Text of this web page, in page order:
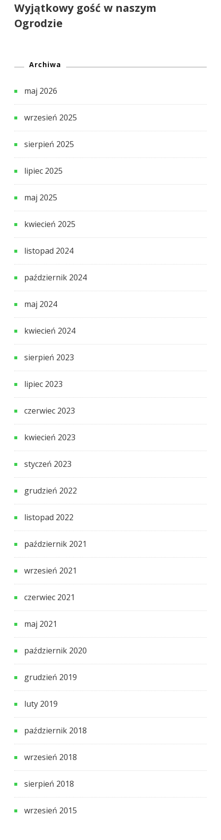
Wyjątkowy gość w naszym
Ogrodzie
Archiwa
maj 2026
wrzesień 2025
sierpień 2025
lipiec 2025
maj 2025
kwiecień 2025
listopad 2024
październik 2024
maj 2024
kwiecień 2024
sierpień 2023
lipiec 2023
czerwiec 2023
kwiecień 2023
styczeń 2023
grudzień 2022
listopad 2022
październik 2021
wrzesień 2021
czerwiec 2021
maj 2021
październik 2020
grudzień 2019
luty 2019
październik 2018
wrzesień 2018
sierpień 2018
wrzesień 2015